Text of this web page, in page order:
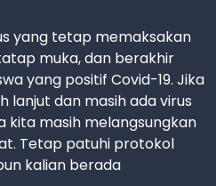
yang tetap memaksakan
muka, dan berakhir
yang positif Covid-19. Jika
lanjut dan masih ada virus
kita masih melangsungkan
Tetap patuhi protokol
kalian berada